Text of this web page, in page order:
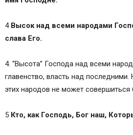
4 Высок над всеми народами
слава Его.
4. “Высота” Господа над всеми
главенство, власть над
этих народов не может совершиться
5 Кто, как Господь, Бог наш,